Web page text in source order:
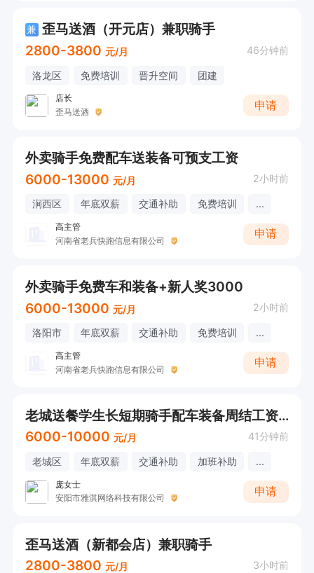
兼 歪马送酒（开元店）兼职骑手
2800-3800 元/月 46分钟前
洛龙区 免费培训 晋升空间 团建
店长
歪马送酒
申请
外卖骑手免费配车送装备可预支工资
6000-13000 元/月 2小时前
涧西区 年底双薪 交通补助 免费培训 ...
高主管
河南省老兵快跑信息有限公司
申请
外卖骑手免费车和装备+新人奖3000
6000-13000 元/月 2小时前
洛阳市 年底双薪 交通补助 免费培训 ...
高主管
河南省老兵快跑信息有限公司
申请
老城送餐学生长短期骑手配车装备周结工资再补2000
6000-10000 元/月 41分钟前
老城区 年底双薪 交通补助 加班补助 ...
庞女士
安阳市雅淇网络科技有限公司
申请
歪马送酒（新都会店）兼职骑手
2800-3800 元/月 3小时前